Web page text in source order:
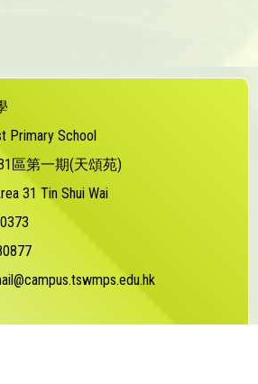
Primary School
區第一期(天頌苑)
31 Tin Shui Wai